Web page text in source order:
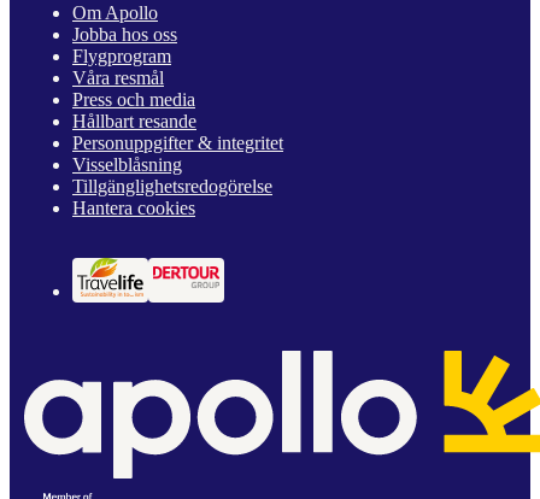
Om Apollo
Jobba hos oss
Flygprogram
Våra resmål
Press och media
Hållbart resande
Personuppgifter & integritet
Visselblåsning
Tillgänglighetsredogörelse
Hantera cookies